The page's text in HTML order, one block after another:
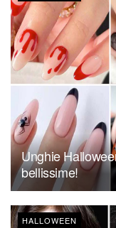
Unghie
bellissime!
HALLOWEEN